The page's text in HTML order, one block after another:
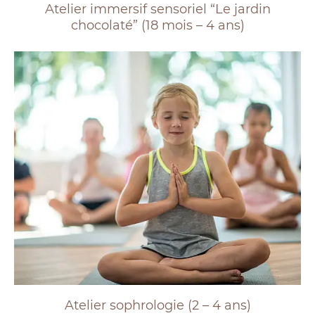
Atelier immersif sensoriel “Le jardin
chocolaté” (18 mois – 4 ans)
Atelier sophrologie (2 – 4 ans)